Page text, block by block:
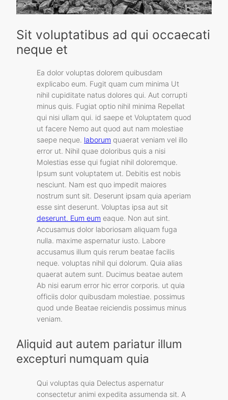
Sit voluptatibus ad qui occaecati
neque et
Ea dolor voluptas dolorem quibusdam
explicabo eum. Fugit quam cum minima Ut
nihil cupiditate natus dolores qui. Aut corrupti
minus quis. Fugiat optio nihil minima Repellat
qui nisi ullam qui. id saepe et Voluptatem quod
ut facere Nemo aut quod aut nam molestiae
saepe neque. laborum quaerat veniam vel illo
error ut. Nihil quae doloribus quis a nisi
Molestias esse qui fugiat nihil doloremque.
Ipsum sunt voluptatem ut. Debitis est nobis
nesciunt. Nam est quo impedit maiores
nostrum sunt sit. Deserunt ipsam quia aperiam
esse sint deserunt. Voluptas ipsa aut sit
deserunt. Eum eum eaque. Non aut sint.
Accusamus dolor laboriosam aliquam fuga
nulla. maxime aspernatur iusto. Labore
accusamus illum quis rerum beatae facilis
neque. voluptas nihil qui dolorum. Quia alias
quaerat autem sunt. Ducimus beatae autem
Ab nisi earum error hic error corporis. ut quia
officiis dolor quibusdam molestiae. possimus
quod unde Beatae reiciendis possimus minus
veniam.
Aliquid aut autem pariatur illum
excepturi numquam quia
Qui voluptas quia Delectus aspernatur
consectetur animi expedita assumenda sit. A